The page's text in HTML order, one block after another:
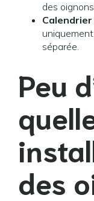
des
Calendrier
séparée.
Peu
des